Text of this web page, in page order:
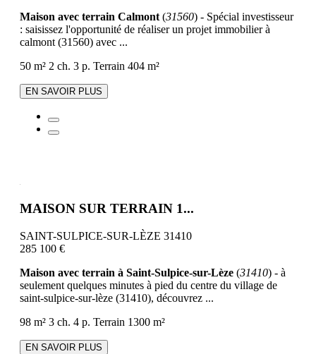
Maison avec terrain Calmont (31560) - Spécial investisseur
: saisissez l'opportunité de réaliser un projet immobilier à
calmont (31560) avec ...
50 m² 2 ch. 3 p. Terrain 404 m²
EN SAVOIR PLUS
MAISON SUR TERRAIN 1...
SAINT-SULPICE-SUR-LÈZE 31410
285 100 €
Maison avec terrain à Saint-Sulpice-sur-Lèze (31410) - à
seulement quelques minutes à pied du centre du village de
saint-sulpice-sur-lèze (31410), découvrez ...
98 m² 3 ch. 4 p. Terrain 1300 m²
EN SAVOIR PLUS